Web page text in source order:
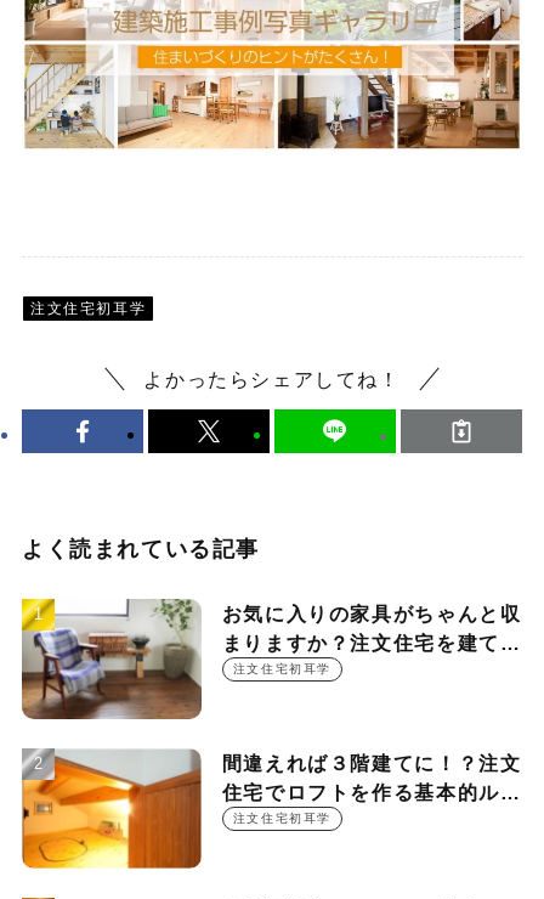
注文住宅初耳学
よかったらシェアしてね！
よく読まれている記事
お気に入りの家具がちゃんと収
まりますか？注文住宅を建てる
時に押さえておきたい設計ポイ
注文住宅初耳学
間違えれば３階建てに！？注文
住宅でロフトを作る基本的ルー
ル注文住宅初耳学